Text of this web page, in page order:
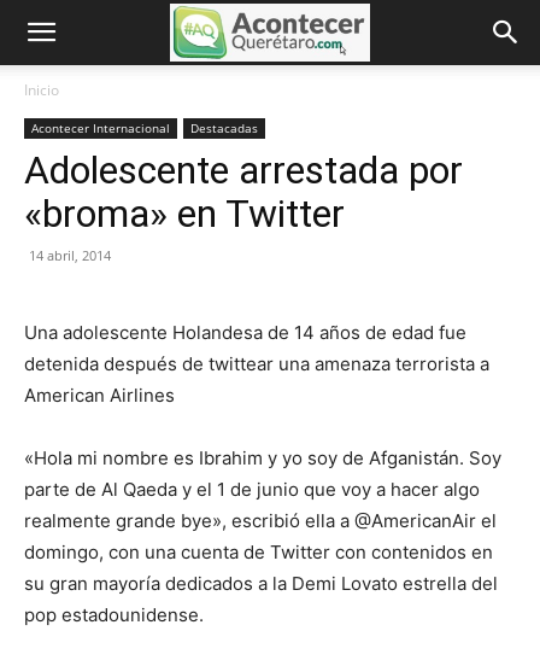
Inicio
Acontecer Internacional Destacadas
Adolescente arrestada por
«broma» en Twitter
14 abril, 2014
Una adolescente Holandesa de 14 años de edad fue
detenida después de twittear una amenaza terrorista a
American Airlines
«Hola mi nombre es Ibrahim y yo soy de Afganistán. Soy
parte de Al Qaeda y el 1 de junio que voy a hacer algo
realmente grande bye», escribió ella a @AmericanAir el
domingo, con una cuenta de Twitter con contenidos en
su gran mayoría dedicados a la Demi Lovato estrella del
pop estadounidense.